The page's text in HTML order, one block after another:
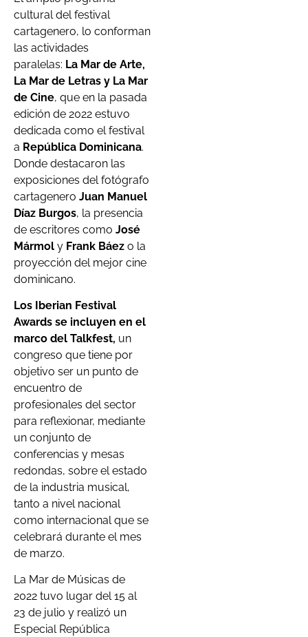
cultural del festival
cartagenero, lo conforman
las actividades
paralelas: La Mar de Arte,
La Mar de Letras y La Mar
de Cine, que en la pasada
edición de 2022 estuvo
dedicada como el festival
a República Dominicana.
Donde destacaron las
exposiciones del fotógrafo
cartagenero Juan Manuel
Díaz Burgos, la presencia
de escritores como José
Mármol y Frank Báez o la
proyección del mejor cine
dominicano.
Los Iberian Festival
Awards se incluyen en el
marco del Talkfest, un
congreso que tiene por
objetivo ser un punto de
encuentro de
profesionales del sector
para reflexionar, mediante
un conjunto de
conferencias y mesas
redondas, sobre el estado
de la industria musical,
tanto a nivel nacional
como internacional que se
celebrará durante el mes
de marzo.
La Mar de Músicas de
2022 tuvo lugar del 15 al
23 de julio y realizó un
Especial República